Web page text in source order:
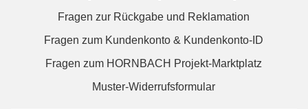
Fragen zur Rückgabe und Reklamation
Fragen zum Kundenkonto & Kundenkonto-ID
Fragen zum HORNBACH Projekt-Marktplatz
Muster-Widerrufsformular